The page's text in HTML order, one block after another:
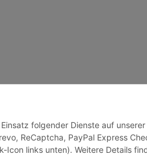
folgender Dienste auf
ReCaptcha, PayPal Express
links unten). Weitere Details